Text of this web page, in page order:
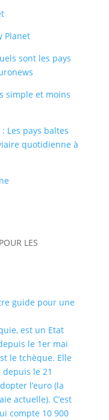
Planet
sont les pays
simple et moins
Les pays baltes
quotidienne à
LES
guide pour une
est un Etat
le 1er mai
le tchèque. Elle
le 21
l’euro (la
actuelle). C’est
compte 10 900